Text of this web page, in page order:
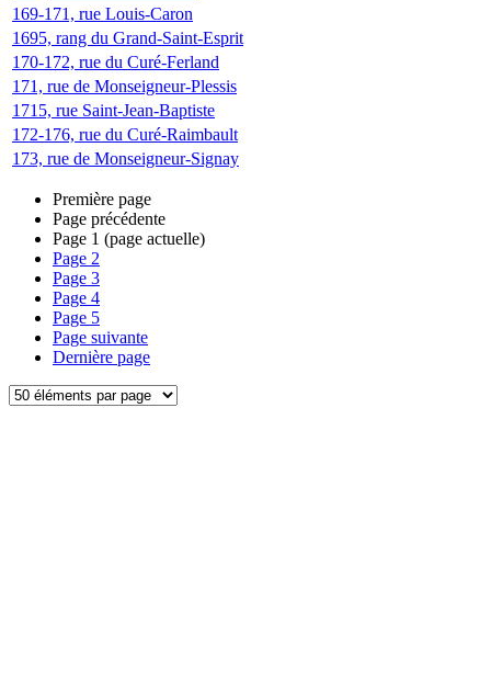
169-171, rue Louis-Caron
1695, rang du Grand-Saint-Esprit
170-172, rue du Curé-Ferland
171, rue de Monseigneur-Plessis
1715, rue Saint-Jean-Baptiste
172-176, rue du Curé-Raimbault
173, rue de Monseigneur-Signay
Première page
Page précédente
Page 1 (page actuelle)
Page 2
Page 3
Page 4
Page 5
Page suivante
Dernière page